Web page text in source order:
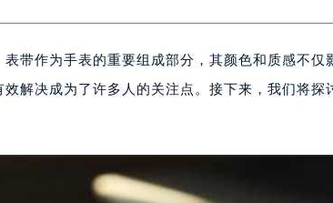
带作为手表的重要组成部分，其颜色和质感不仅
解决成为了许多人的关注点。接下来，我们将探